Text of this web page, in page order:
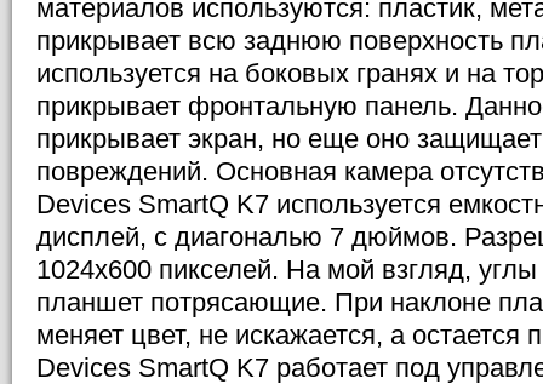
материалов используются: пластик,
прикрывает всю заднюю поверхность
используется на боковых гранях и на
прикрывает фронтальную панель.
прикрывает экран, но еще оно
повреждений. Основная камера
Devices SmartQ K7 используется
дисплей, с диагональю 7 дюймов.
1024x600 пикселей. На мой взгляд,
планшет потрясающие. При наклоне
меняет цвет, не искажается, а
Devices SmartQ K7 работает под